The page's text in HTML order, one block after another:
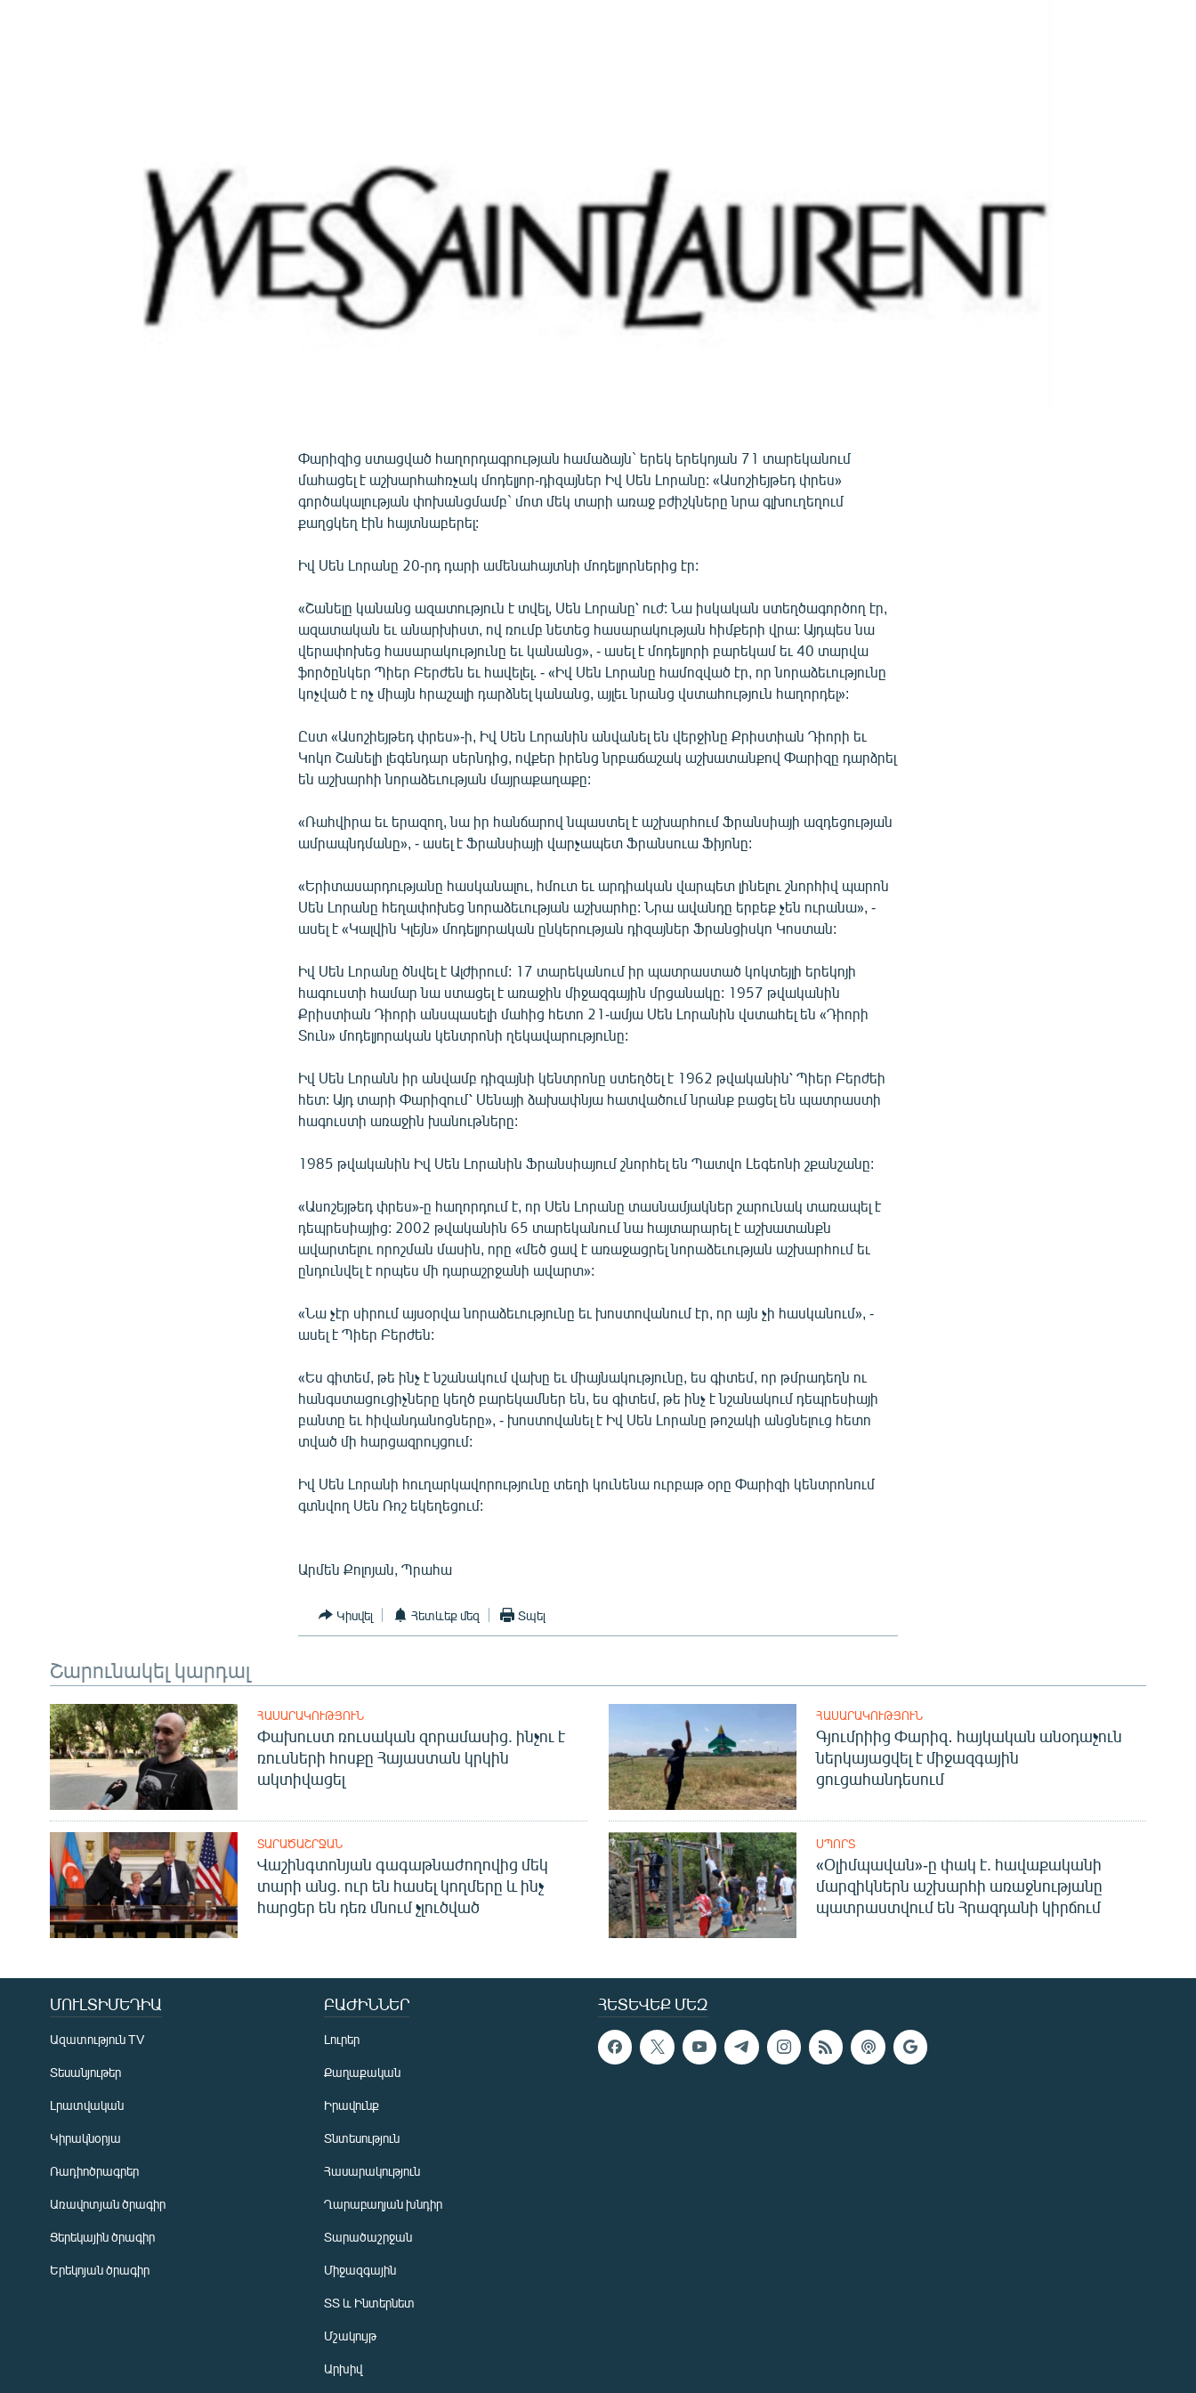
ՁԳՏԵԼՈՎ ԼԱՎԱԳՈՒՅՆԻՆ
Փարիզից ստացված հաղորդագրության համաձայն` երեկ երեկոյան 71 տարեկանում
մահացել է աշխարհահռչակ մոդելյոր-դիզայներ Իվ Սեն Լորանը: «Ասոշիեյթեդ փրես»
գործակալության փոխանցմամբ` մոտ մեկ տարի առաջ բժիշկները նրա գլխուղեղում
քաղցկեղ էին հայտնաբերել:
Իվ Սեն Լորանը 20-րդ դարի ամենահայտնի մոդելյորներից էր:
«Շանելը կանանց ազատություն է տվել, Սեն Լորանը՝ ուժ: Նա իսկական ստեղծագործող էր,
ազատական եւ անարխիստ, ով ռումբ նետեց հասարակության հիմքերի վրա: Այդպես նա
վերափոխեց հասարակությունը եւ կանանց», - ասել է մոդելյորի բարեկամ եւ 40 տարվա
ֆործընկեր Պիեր Բերժեն եւ հավելել. - «Իվ Սեն Լորանը համոզված էր, որ նորաձեւությունը
կոչված է ոչ միայն հրաշալի դարձնել կանանց, այլեւ նրանց վստահություն հաղորդել»:
Ըստ «Ասոշիեյթեդ փրես»-ի, Իվ Սեն Լորանին անվանել են վերջինը Քրիստիան Դիորի եւ
Կոկո Շանելի լեգենդար սերնդից, ովքեր իրենց նրբաճաշակ աշխատանքով Փարիզը դարձրել
են աշխարհի նորաձեւության մայրաքաղաքը:
«Ռահվիրա եւ երազող, նա իր հանճարով նպաստել է աշխարհում Ֆրանսիայի ազդեցության
ամրապնդմանը», - ասել է Ֆրանսիայի վարչապետ Ֆրանսուա Ֆիյոնը:
«Երիտասարդությանը հասկանալու, հմուտ եւ արդիական վարպետ լինելու շնորհիվ պարոն
Սեն Լորանը հեղափոխեց նորաձեւության աշխարհը: Նրա ավանդը երբեք չեն ուրանա», -
ասել է «Կալվին Կլեյն» մոդելյորական ընկերության դիզայներ Ֆրանցիսկո Կոստան:
Իվ Սեն Լորանը ծնվել է Ալժիրում: 17 տարեկանում իր պատրաստած կոկտեյլի երեկոյի
հագուստի համար նա ստացել է առաջին միջազգային մրցանակը: 1957 թվականին
Քրիստիան Դիորի անսպասելի մահից հետո 21-ամյա Սեն Լորանին վստահել են «Դիորի
Տուն» մոդելյորական կենտրոնի ղեկավարությունը:
Իվ Սեն Լորանն իր անվամբ դիզայնի կենտրոնը ստեղծել է 1962 թվականին՝ Պիեր Բերժեի
հետ: Այդ տարի Փարիզում՝ Սենայի ձախափնյա հատվածում նրանք բացել են պատրաստի
հագուստի առաջին խանութները:
1985 թվականին Իվ Սեն Լորանին Ֆրանսիայում շնորհել են Պատվո Լեգեոնի շքանշանը:
«Ասոշեյթեդ փրես»-ը հաղորդում է, որ Սեն Լորանը տասնամյակներ շարունակ տառապել է
դեպրեսիայից: 2002 թվականին 65 տարեկանում նա հայտարարել է աշխատանքն
ավարտելու որոշման մասին, որը «մեծ ցավ է առաջացրել նորաձեւության աշխարհում եւ
ընդունվել է որպես մի դարաշրջանի ավարտ»:
«Նա չէր սիրում այսօրվա նորաձեւությունը եւ խոստովանում էր, որ այն չի հասկանում», -
ասել է Պիեր Բերժեն:
«Ես գիտեմ, թե ինչ է նշանակում վախը եւ միայնակությունը, ես գիտեմ, որ թմրադեղն ու
հանգստացուցիչները կեղծ բարեկամներ են, ես գիտեմ, թե ինչ է նշանակում դեպրեսիայի
բանտը եւ հիվանդանոցները», - խոստովանել է Իվ Սեն Լորանը թոշակի անցնելուց հետո
տված մի հարցազրույցում:
Իվ Սեն Լորանի հուղարկավորությունը տեղի կունենա ուրբաթ օրը Փարիզի կենտրոնում
գտնվող Սեն Ռոշ եկեղեցում:
Արմեն Քոլոյան, Պրահա
Կիսվել Հետևեք մեզ Տպել
Շարունակել կարդալ
ՀԱՍԱՐԱԿՈՒԹՅՈՒՆ
Փախուստ ռուսական զորամասից. ինչու է
ռուսների հոսքը Հայաստան կրկին
ակտիվացել
ՀԱՍԱՐԱԿՈՒԹՅՈՒՆ
Գյումրիից Փարիզ․ հայկական անօդաչուն
ներկայացվել է միջազգային
ցուցահանդեսում
ՏԱՐԱԾԱՇՐՋԱՆ
Վաշինգտոնյան գագաթնաժողովից մեկ
տարի անց. ուր են հասել կողմերը և ինչ
հարցեր են դեռ մնում չլուծված
ՍՊՈՐՏ
«Օլիմպավան»-ը փակ է. հավաքականի
մարզիկներն աշխարհի առաջնությանը
պատրաստվում են Հրազդանի կիրճում
ՀԵՏԵՎԵՔ ՄԵԶ
ՄՈՒԼՏԻՄԵԴԻԱ
Ազատություն TV
Տեսանյութեր
Լրատվական
Կիրակնօրյա
Ռադիոծրագրեր
Առավոտյան ծրագիր
Ցերեկային ծրագիր
Երեկոյան ծրագիր
ԲԱԺԻՆՆԵՐ
Լուրեր
Քաղաքական
Իրավունք
Տնտեսություն
Հասարակություն
Ղարաբաղյան խնդիր
Տարածաշրջան
Միջազգային
ՏՏ և Ինտերնետ
Մշակույթ
Արխիվ